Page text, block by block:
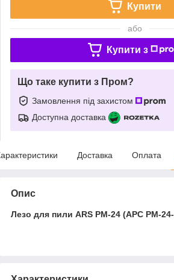
Купити
або
Купити з
Що таке купити з Пром?
Замовлення під захистом
Доступна доставка
Доставка Оплата
Опис
Лезо для пили ARS PM-24 (АРС PM-